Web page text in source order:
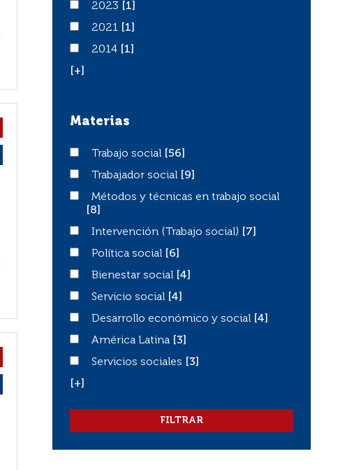
20232023
[1]
20212021
[1]
20142014
[1]
[+]
Materias
Trabajo social
Trabajo social
[56]
Trabajador social
Trabajador social
[9]
Métodos y técnicas en trabajo social
Métodos y técnicas en trabajo social
[8]
Intervención (Trabajo social)
Intervención (Trabajo social)
[7]
Política social
Política social
[6]
Bienestar social
Bienestar social
[4]
Servicio social
Servicio social
[4]
Desarrollo económico y social
Desarrollo económico y social
[4]
América Latina
América Latina
[3]
Servicios sociales
Servicios sociales
[3]
[+]